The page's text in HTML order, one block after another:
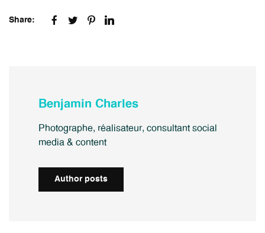
Share:
Benjamin Charles
Photographe, réalisateur, consultant social
media & content
Author posts